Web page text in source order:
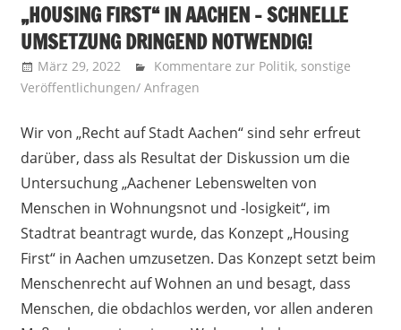
„HOUSING FIRST“ IN AACHEN – SCHNELLE
UMSETZUNG DRINGEND NOTWENDIG!
März 29, 2022 Recht auf Stadt Aachen
Kommentare zur Politik, sonstige
Veröffentlichungen/ Anfragen
Wir von „Recht auf Stadt Aachen“ sind sehr erfreut
darüber, dass als Resultat der Diskussion um die
Untersuchung „Aachener Lebenswelten von
Menschen in Wohnungsnot und -losigkeit“, im
Stadtrat beantragt wurde, das Konzept „Housing
First“ in Aachen umzusetzen. Das Konzept setzt beim
Menschenrecht auf Wohnen an und besagt, dass
Menschen, die obdachlos werden, vor allen anderen